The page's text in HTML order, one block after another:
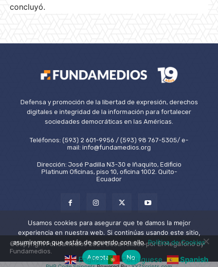
concluyó.
Defensa y promoción de la libertad de expresión, derechos
digitales e integridad de la información para fortalecer
sociedades democráticas en las Américas.
Teléfonos: (593) 2 601-9956 / (593) 98 767-5305/ e-
mail: info@fundamedios.org
Dirección: José Padilla N3-30 e Iñaquito, Edificio
Platinum Oficinas, piso 10, oficina 1002. Quito-
Ecuador
©Copyright Fundamedios 2021. Desarrollado por El Megáfono by
Fundamedios.
English Portuguese Spanish
Usamos cookies para asegurar que te damos la mejor
experiencia en nuestra web. Si continúas usando este sitio,
asumiremos que estás de acuerdo con ello.Política de Cookies
Aceptar
No